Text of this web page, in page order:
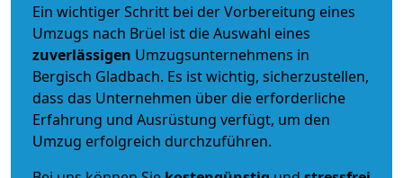
Ein wichtiger Schritt bei der Vorbereitung eines
Umzugs nach Brüel ist die Auswahl eines
zuverlässigen Umzugsunternehmens in
Bergisch Gladbach. Es ist wichtig, sicherzustellen,
dass das Unternehmen über die erforderliche
Erfahrung und Ausrüstung verfügt, um den
Umzug erfolgreich durchzuführen.